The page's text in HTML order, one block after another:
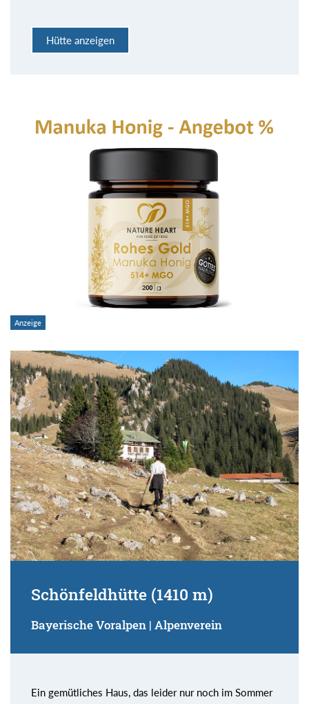
Hütte anzeigen
Schönfeldhütte (1410 m)
Bayerische Voralpen | Alpenverein
Ein gemütliches Haus, das leider nur noch im Sommer